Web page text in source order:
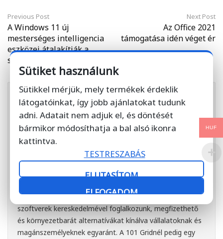
Previous Post
A Windows 11 új
mesterséges intelligencia
eszközei átalakítják a
számítógéphasználatot
Next Post
Az Office 2021
támogatása idén véget ér
Hartung Ariel
https://lnk.bio/ariel.hartungMint a SoftDirect és a 101
innovatív megoldások iránt. A SoftDirectnél használt
szoftverek kereskedelmével foglalkozunk, megfizethető
és környezetbarát alternatívákat kínálva vállalatoknak és
magánszemélyeknek egyaránt. A 101 Gridnél pedig egy
HUF
Sütiket használunk
Sütikkel mérjük, mely termékek érdeklik
látogatóinkat, így jobb ajánlatokat tudunk
adni. Adatait nem adjuk el, és döntését
bármikor módosíthatja a bal alsó ikonra
kattintva.
TESTRESZABÁS
ELUTASÍTOM
ELFOGADOM